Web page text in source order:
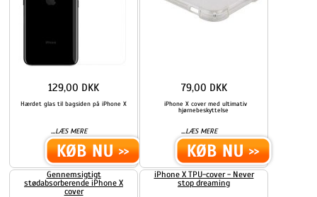
Hærdet glas til bagsiden på iPhone X
...LÆS MERE
129,00 DKK
iPhone X cover med ultimativ
hjørnebeskyttelse
...LÆS MERE
79,00 DKK
Gennemsigtigt
stødabsorberende iPhone X
cover
iPhone X TPU-cover - Never
stop dreaming